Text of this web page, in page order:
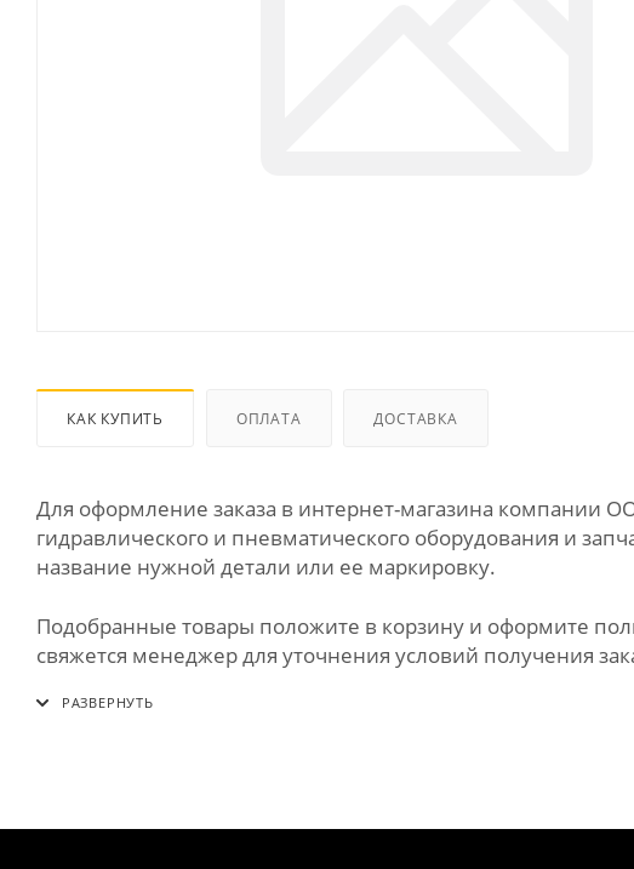
КАК КУПИТЬ ОПЛАТА ДОСТАВКА
Для оформление заказа в интернет-магазина компании
гидравлического и пневматического оборудования и
название нужной детали или ее маркировку.
Подобранные товары положите в корзину и оформите
свяжется менеджер для уточнения условий получения